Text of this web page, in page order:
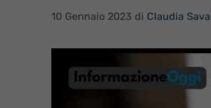
10 Gennaio 2023 di Claudia